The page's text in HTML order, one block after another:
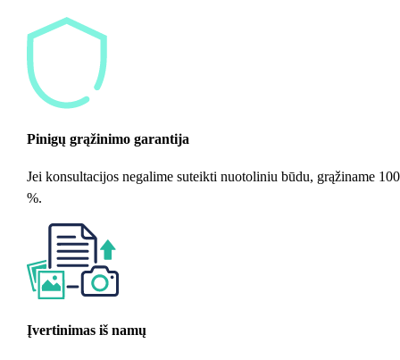
Pinigų grąžinimo garantija
Jei konsultacijos negalime suteikti nuotoliniu būdu, grąžiname 100
%.
Įvertinimas iš namų